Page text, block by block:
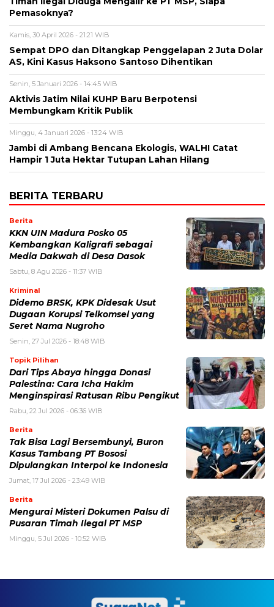
Pemasoknya?
Kamis, 30 April 2026 - 21:21 WIB
Sempat DPO dan Ditangkap Penggelapan 2 Juta Dolar
AS, Kini Kasus Haksono Santoso Dihentikan
Senin, 5 Januari 2026 - 14:45 WIB
Aktivis Jatim Nilai KUHP Baru Berpotensi
Membungkam Kritik Publik
Minggu, 4 Januari 2026 - 13:24 WIB
Jambi di Ambang Bencana Ekologis, WALHI Catat
Hampir 1 Juta Hektar Tutupan Lahan Hilang
BERITA TERBARU
Berita
KKN UIN Madura Posko 05
Kembangkan Kaligrafi sebagai
Media Dakwah di Desa Dasok
Sabtu, 8 Agu 2026 - 11:37 WIB
Kriminal
Didemo BRSK, KPK Didesak Usut
Dugaan Korupsi Telkomsel yang
Seret Nama Nugroho
Senin, 27 Jul 2026 - 18:48 WIB
Topik Pilihan
Dari Tips Abaya hingga Donasi
Palestina: Cara Icha Hakim
Menginspirasi Ratusan Ribu Pengikut
Rabu, 22 Jul 2026 - 06:36 WIB
Berita
Tak Bisa Lagi Bersembunyi, Buron
Kasus Tambang PT Bososi
Dipulangkan Interpol ke Indonesia
Jumat, 17 Jul 2026 - 23:49 WIB
Berita
Mengurai Misteri Dokumen Palsu di
Pusaran Timah Ilegal PT MSP
Minggu, 5 Jul 2026 - 10:52 WIB